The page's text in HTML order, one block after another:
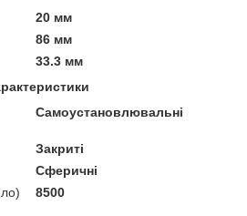
20 мм
86 мм
33.3 мм
Самоустановлювальні
Закриті
Сферичні
8500